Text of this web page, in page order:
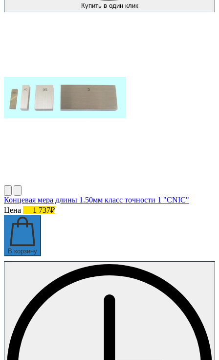
Купить в один клик
Концевая мера длины 1.50мм класс точности 1 "CNIC"
Цена
1 737₽
В корзину